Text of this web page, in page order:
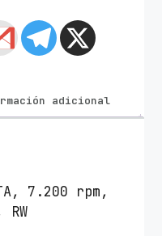
adicional
7.200 rpm,